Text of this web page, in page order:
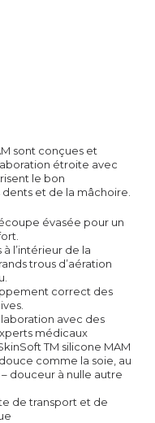
sont conçues et
étroite avec
le bon
et de la mâchoire.
évasée pour un
l’intérieur de la
trous d’aération
correct des
avec des
médicaux
TM silicone MAM
comme la soie, au
douceur à nulle autre
de transport et de